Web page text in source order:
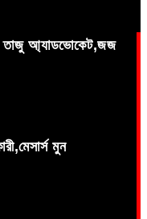
তাজু আ্যাডভোকেট,জজ
মুন